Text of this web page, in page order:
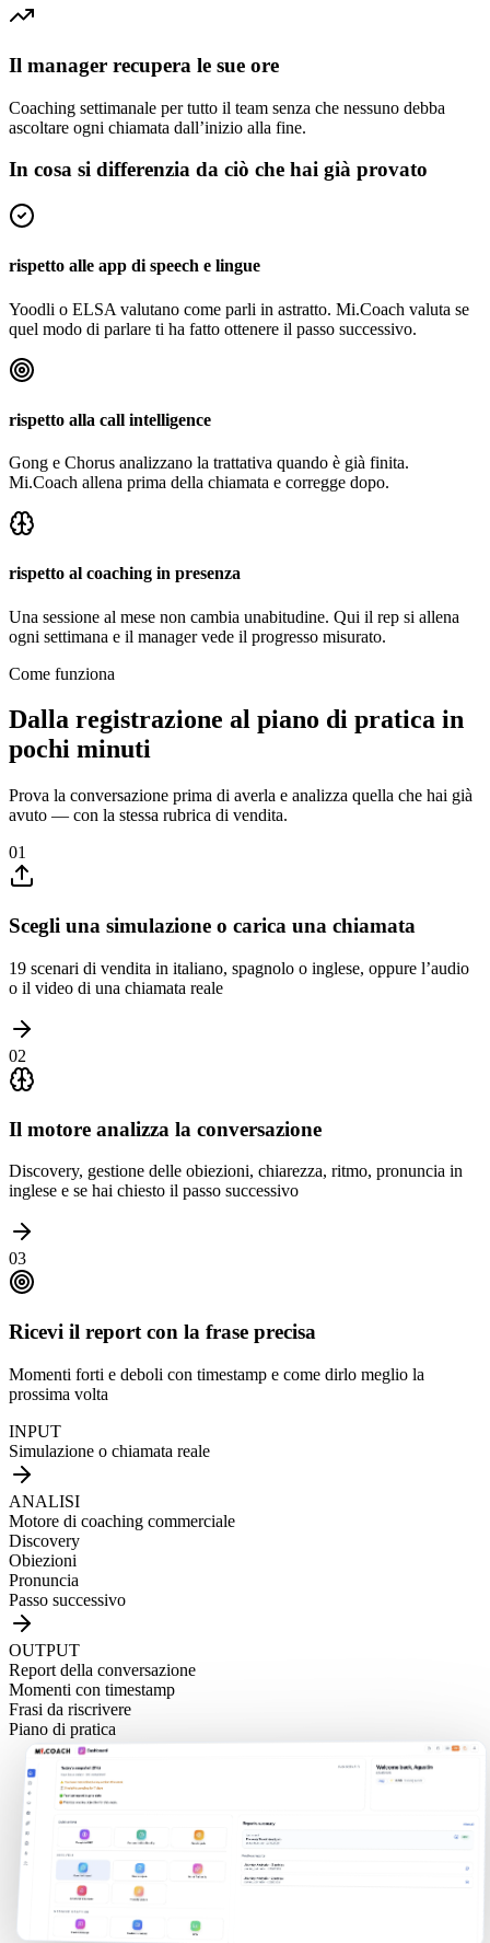
Il manager recupera le sue ore
Coaching settimanale per tutto il team senza che nessuno debba
ascoltare ogni chiamata dall’inizio alla fine.
In cosa si differenzia da ciò che hai già provato
rispetto alle app di speech e lingue
Yoodli o ELSA valutano come parli in astratto. Mi.Coach valuta se
quel modo di parlare ti ha fatto ottenere il passo successivo.
rispetto alla call intelligence
Gong e Chorus analizzano la trattativa quando è già finita.
Mi.Coach allena prima della chiamata e corregge dopo.
rispetto al coaching in presenza
Una sessione al mese non cambia unabitudine. Qui il rep si allena
ogni settimana e il manager vede il progresso misurato.
Come funziona
Dalla registrazione al piano di pratica in
pochi minuti
Prova la conversazione prima di averla e analizza quella che hai già
avuto — con la stessa rubrica di vendita.
01
Scegli una simulazione o carica una chiamata
19 scenari di vendita in italiano, spagnolo o inglese, oppure l’audio
o il video di una chiamata reale
02
Il motore analizza la conversazione
Discovery, gestione delle obiezioni, chiarezza, ritmo, pronuncia in
inglese e se hai chiesto il passo successivo
03
Ricevi il report con la frase precisa
Momenti forti e deboli con timestamp e come dirlo meglio la
prossima volta
INPUT
Simulazione o chiamata reale
ANALISI
Motore di coaching commerciale
Discovery
Obiezioni
Pronuncia
Passo successivo
OUTPUT
Report della conversazione
Momenti con timestamp
Frasi da riscrivere
Piano di pratica